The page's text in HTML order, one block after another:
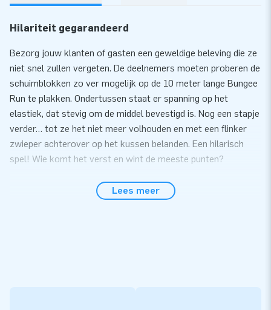
Hilariteit gegarandeerd
Bezorg jouw klanten of gasten een geweldige beleving die ze
niet snel zullen vergeten. De deelnemers moeten proberen de
schuimblokken zo ver mogelijk op de 10 meter lange Bungee
Run te plakken. Ondertussen staat er spanning op het
elastiek, dat stevig om de middel bevestigd is. Nog een stapje
verder… tot ze het niet meer volhouden en met een flinker
zwieper achterover op het kussen belanden. Een hilarisch
spel! Wie komt het verst en wint de meeste punten?
Lees meer